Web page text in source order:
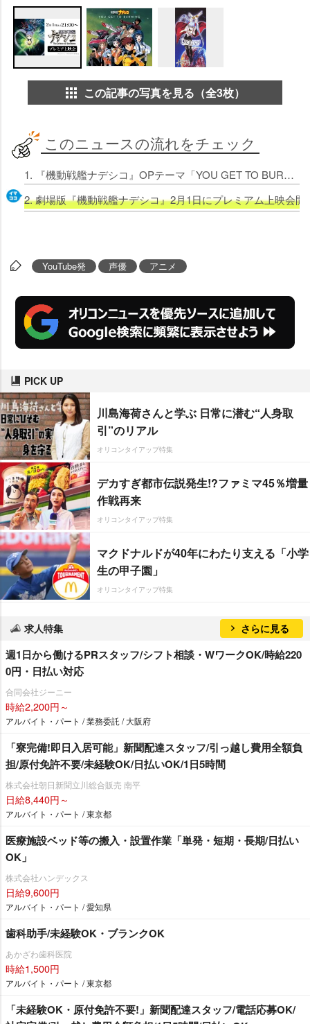
この記事の写真を見る（全3枚）
このニュースの流れをチェック
1. 『機動戦艦ナデシコ』OPテーマ「YOU GET TO BURNING」などサブスク解禁 記念にアニメ全26話もYouTubeで配信
2. 劇場版『機動戦艦ナデシコ』2月1日にプレミアム上映会開
YouTube発 声優 アニメ
PICK UP
川島海荷さんと学ぶ 日常に潜む“人身取
引”のリアル
オリコンタイアップ特集
デカすぎ都市伝説発生!?ファミマ45％増量
作戦再来
オリコンタイアップ特集
マクドナルドが40年にわたり支える「小学
生の甲子園」
オリコンタイアップ特集
求人特集 さらに見る
週1日から働けるPRスタッフ/シフト相談・WワークOK/時給220
0円・日払い対応
合同会社ジーニー
時給2,200円～
アルバイト・パート / 業務委託 / 大阪府
「寮完備!即日入居可能」新聞配達スタッフ/引っ越し費用全額負
担/原付免許不要/未経験OK/日払いOK/1日5時間
株式会社朝日新聞立川総合販売 南平
日給8,440円～
アルバイト・パート / 東京都
医療施設ベッド等の搬入・設置作業「単発・短期・長期/日払い
OK」
株式会社ハンデックス
日給9,600円
アルバイト・パート / 愛知県
歯科助手/未経験OK・ブランクOK
あかざわ歯科医院
時給1,500円
アルバイト・パート / 東京都
「未経験OK・原付免許不要!」新聞配達スタッフ/電話応募OK/